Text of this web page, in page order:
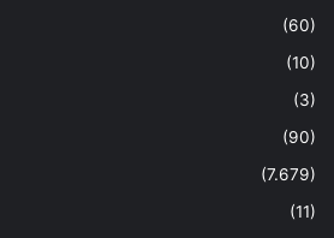
(60)
(10)
(3)
(90)
(7.679)
(11)